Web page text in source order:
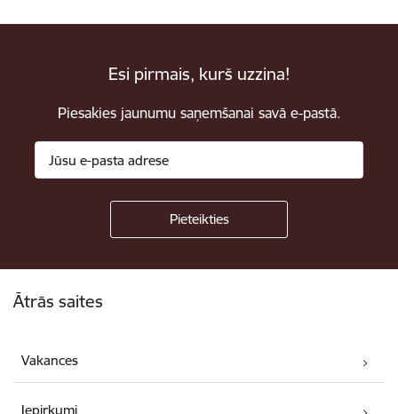
Esi pirmais, kurš uzzina!
Piesakies jaunumu saņemšanai savā e-pastā.
Ātrās saites
Vakances
Iepirkumi